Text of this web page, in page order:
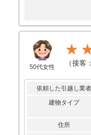
自力で実施する
【サービス】
【料金】
価格の妥当性は
50代女性 （接客：
依頼した引越し業者
建物タイプ
住所